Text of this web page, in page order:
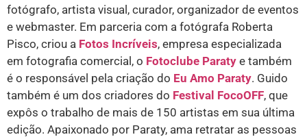
fotógrafo, artista visual, curador, organizador de eventos
e webmaster. Em parceria com a fotógrafa Roberta
Pisco, criou a Fotos Incríveis, empresa especializada
em fotografia comercial, o Fotoclube Paraty e também
é o responsável pela criação do Eu Amo Paraty. Guido
também é um dos criadores do Festival FocoOFF, que
expôs o trabalho de mais de 150 artistas em sua última
edição. Apaixonado por Paraty, ama retratar as pessoas